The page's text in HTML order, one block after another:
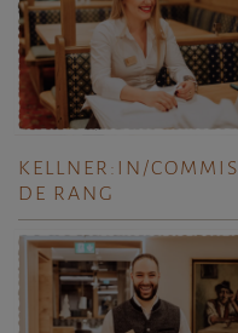
KELLNER:IN/COMMIS
DE RANG